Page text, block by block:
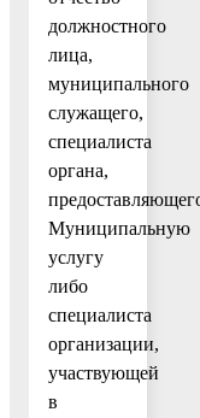
должностного
лица,
муниципального
служащего,
специалиста
органа,
Муниципальную
услугу
либо
специалиста
организации,
участвующей
в